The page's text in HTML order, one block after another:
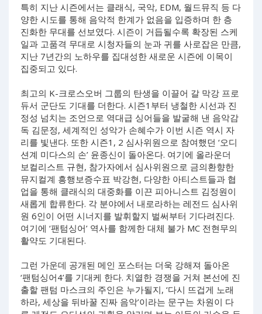
특히 지난 시즌에서는 클래식, 국악, EDM, 월드뮤직 등 다
양한 시도를 통해 음악적 한계가 없음을 입증하며 한 층
진화한 무대를 선보였다. 시즌이 거듭될수록 확장된 스케
일과 고품격 무대로 시청자들의 눈과 귀를 사로잡은 만큼,
지난 7년간의 노하우를 집대성한 새로운 시즌에 이목이
집중되고 있다.
최고의 K-크로스오버 그룹의 탄생을 이끌어 갈 막강 프로
듀서 군단도 기대를 더한다. 시즌1부터 냉철한 시선과 진
정성 넘치는 조언으로 역대급 싱어들을 발굴해 낸 음악감
독 김문정, 세계적인 성악가 손혜수가 이번 시즌 역시 자
리를 빛낸다. 또한 시즌1, 2 심사위원으로 참여했던 ‘오디
션계 미다스의 손’ 윤종신이 돌아온다. 여기에 올라운더
보컬리스트 규현, 참가자에서 심사위원으로 금의환향한
뮤지컬계 흥행보증수표 박강현, 다양한 아티스트들과 협
업을 통해 클래식의 대중화를 이끈 피아니스트 김정원이
새롭게 합류한다. 각 분야에서 내로라하는 레전드 심사위
원 6인이 어떤 시너지를 발휘할지 벌써부터 기다려진다.
여기에 ‘팬텀싱어’ 역사를 함께한 대체 불가 MC 전현무의
활약도 기대된다.
그런 가운데 공개된 메인 포스터는 더욱 강해져 돌아온
‘팬텀싱어4’를 기대케 한다. 치열한 경쟁을 거쳐 본선에 진
출할 팬텀 마스크의 주인은 누가될지, ‘다시 뜨겁게 노래
하라, 세상을 뒤바꿀 진짜 음악’이라는 문구는 차원이 다